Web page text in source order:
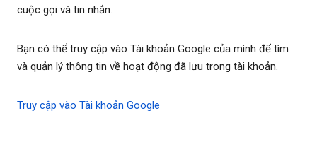
cuộc gọi và tin nhắn.
Bạn có thể truy cập vào Tài khoản Google của mình để tìm
và quản lý thông tin về hoạt động đã lưu trong tài khoản.
Truy cập vào Tài khoản Google